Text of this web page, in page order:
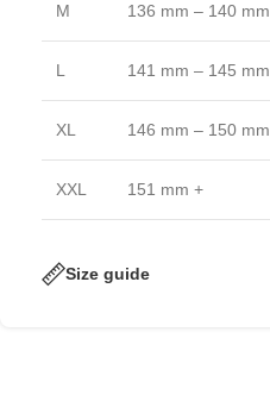
M 136 mm – 140 mm
L 141 mm – 145 mm
XL 146 mm – 150 mm
XXL 151 mm +
Size guide